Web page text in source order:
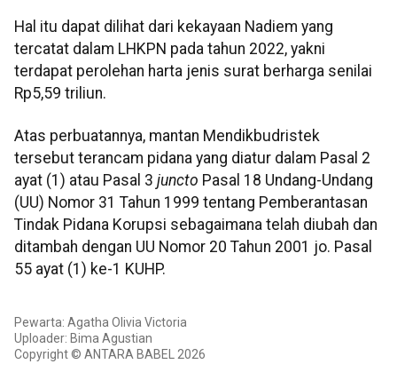
Hal itu dapat dilihat dari kekayaan Nadiem yang
tercatat dalam LHKPN pada tahun 2022, yakni
terdapat perolehan harta jenis surat berharga senilai
Rp5,59 triliun.
Atas perbuatannya, mantan Mendikbudristek
tersebut terancam pidana yang diatur dalam Pasal 2
ayat (1) atau Pasal 3 juncto Pasal 18 Undang-Undang
(UU) Nomor 31 Tahun 1999 tentang Pemberantasan
Tindak Pidana Korupsi sebagaimana telah diubah dan
ditambah dengan UU Nomor 20 Tahun 2001 jo. Pasal
55 ayat (1) ke-1 KUHP.
Pewarta: Agatha Olivia Victoria
Uploader: Bima Agustian
Copyright © ANTARA BABEL 2026